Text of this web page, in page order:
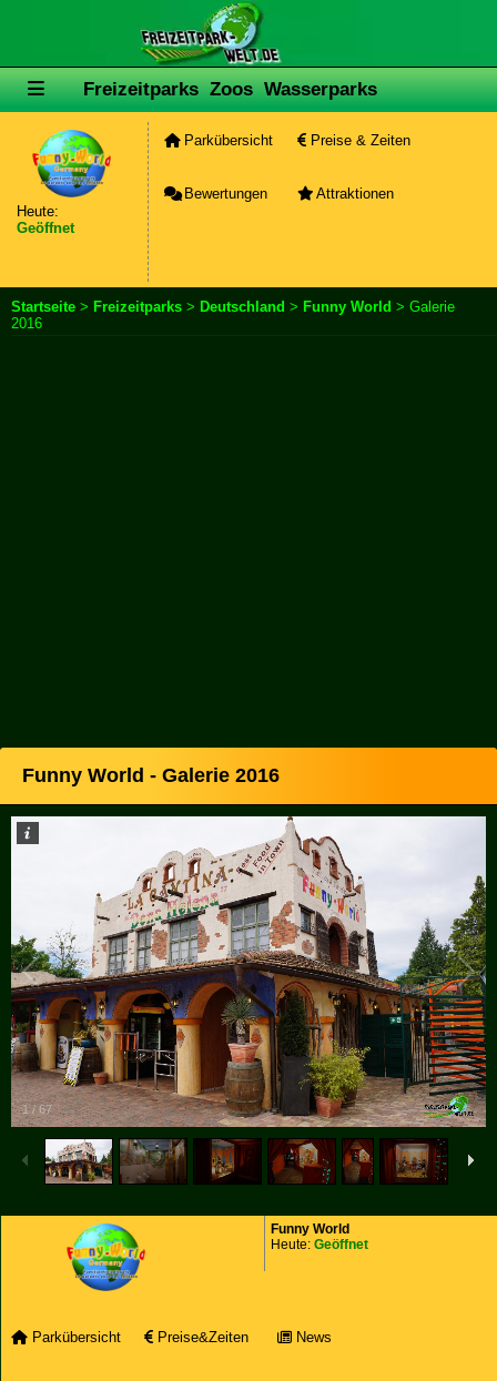
Freizeitparks Zoos Wasserparks
Heute:
Geöffnet
Parkübersicht Preise & Zeiten
Bewertungen Attraktionen
Startseite > Freizeitparks > Deutschland > Funny World > Galerie
2016
Funny World - Galerie 2016
1/ 67
Funny World
Heute: Geöffnet
Parkübersicht Preise&Zeiten News